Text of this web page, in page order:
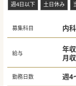
【やりがい】
■地域住民の健康
て、やりがいのあ
■予防医療や健康
向上に貢献できま
与する重要な役
■行政や他の医療
上に寄与できま
会貢献度の高い仕
#秋入職可
週4日以下 土日休み
募集科目 内
給与
年
月
勤務日数 週4